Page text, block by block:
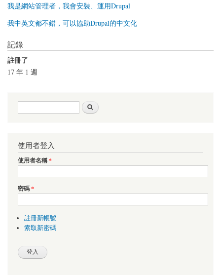
我是網站管理者，我會安裝、運用Drupal
我中英文都不錯，可以協助Drupal的中文化
記錄
註冊了
17 年 1 週
搜尋表單
使用者登入
使用者名稱*
密碼*
註冊新帳號
索取新密碼